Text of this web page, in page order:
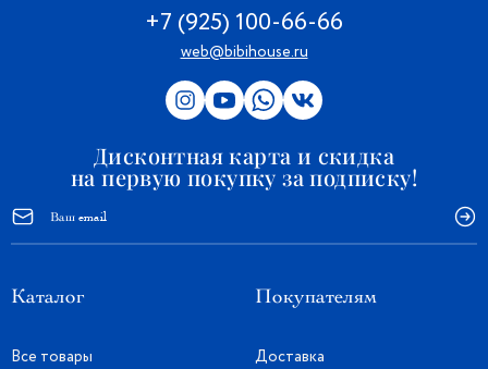
+7 (925) 100-66-66
web@bibihouse.ru
Дисконтная карта и скидка
на первую покупку за подписку!
Каталог
Все товары
Покупателям
Доставка